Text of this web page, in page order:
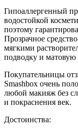
Гипоаллергенный
водостойкой
поэтому
Прозрачное
мягкими
подводку и
Покупательницы
Smashbox очень
любой макияж без
и покраснения век.
Достоинства: